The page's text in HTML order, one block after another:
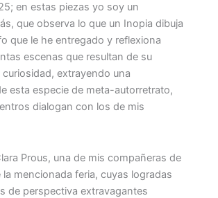
en estas piezas yo soy un
que observa lo que un Inopia dibuja
que le he entregado y reflexiona
escenas que resultan de su
extrayendo una
esta especie de meta-autorretrato,
dialogan con los de mis
Prous, una de mis compañeras de
mencionada feria, cuyas logradas
de perspectiva extravagantes